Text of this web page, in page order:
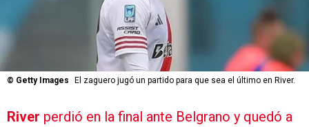
© Getty Images El zaguero jugó un partido para que sea el último en River.
River perdió en la final ante Belgrano y quedó a